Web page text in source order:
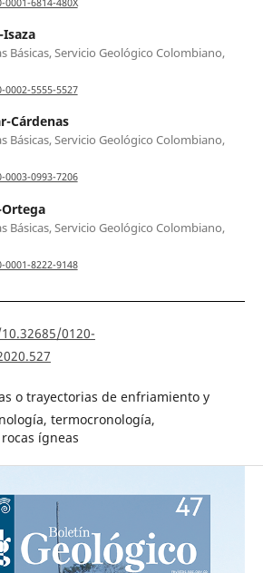
6814-480X
Básicas, Servicio Geológico Colombiano,
5555-5527
Cárdenas
Básicas, Servicio Geológico Colombiano,
0993-7206
Básicas, Servicio Geológico Colombiano,
8222-9148
0120-
o trayectorias de enfriamiento y
termocronología,
ígneas